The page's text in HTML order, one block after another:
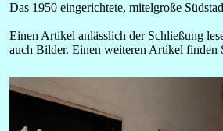
Das 1950 eingerichtete, mitelgroße
Einen Artikel anlässlich der Schließung
auch Bilder. Einen weiteren Artikel finden